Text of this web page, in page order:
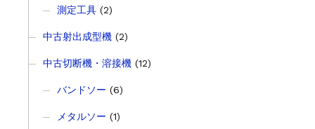
測定工具(2)
中古射出成型機(2)
中古切断機・溶接機(12)
バンドソー (6)
メタルソー (1)